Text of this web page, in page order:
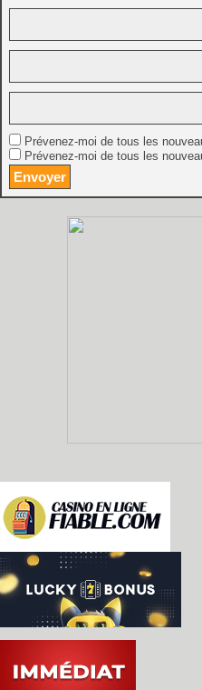
Prévenez-moi de tous les
Prévenez-moi de tous les